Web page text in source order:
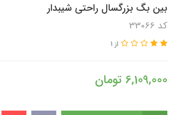
بین بگ بزرگسال راحتی شیبدار
کد 33066
از 1
6,109,000 تومان